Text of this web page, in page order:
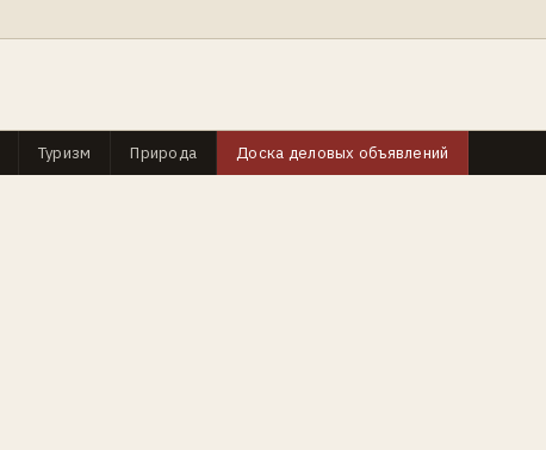
Туризм Природа Доска деловых объявлений